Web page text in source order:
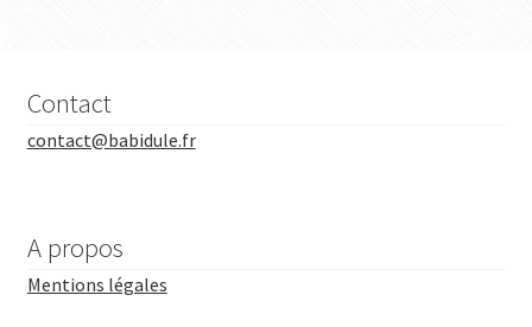
Contact
contact@babidule.fr
A propos
Mentions légales